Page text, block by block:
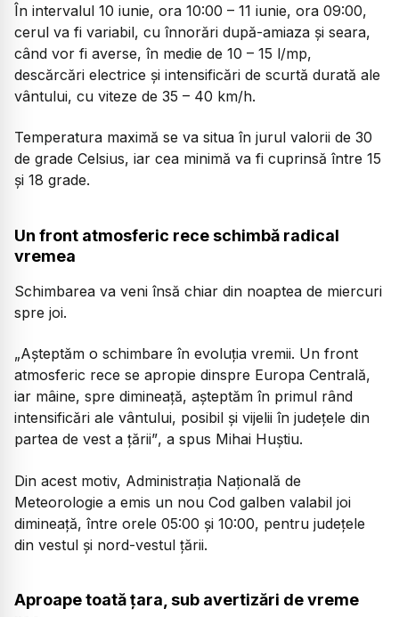
În intervalul 10 iunie, ora 10:00 – 11 iunie, ora 09:00,
cerul va fi variabil, cu înnorări după-amiaza și seara,
când vor fi averse, în medie de 10 – 15 l/mp,
descărcări electrice și intensificări de scurtă durată ale
vântului, cu viteze de 35 – 40 km/h.
Temperatura maximă se va situa în jurul valorii de 30
de grade Celsius, iar cea minimă va fi cuprinsă între 15
și 18 grade.
Un front atmosferic rece schimbă radical
vremea
Schimbarea va veni însă chiar din noaptea de miercuri
spre joi.
„Așteptăm o schimbare în evoluția vremii. Un front
atmosferic rece se apropie dinspre Europa Centrală,
iar mâine, spre dimineață, așteptăm în primul rând
intensificări ale vântului, posibil și vijelii în județele din
partea de vest a țării”, a spus Mihai Huștiu.
Din acest motiv, Administrația Națională de
Meteorologie a emis un nou Cod galben valabil joi
dimineață, între orele 05:00 și 10:00, pentru județele
din vestul și nord-vestul țării.
Aproape toată țara, sub avertizări de vreme